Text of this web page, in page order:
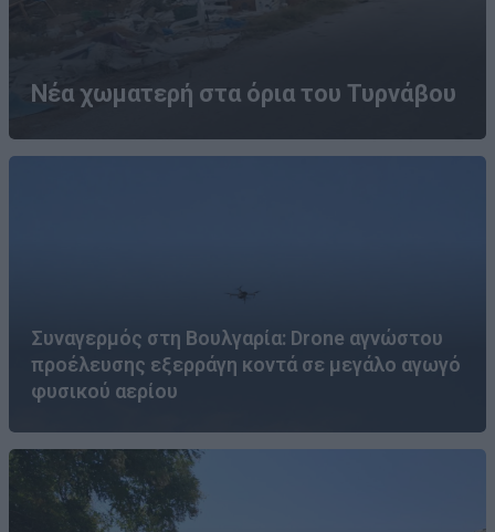
Νέα χωματερή στα όρια του Τυρνάβου
Συναγερμός στη Βουλγαρία: Drone αγνώστου
προέλευσης εξερράγη κοντά σε μεγάλο αγωγό
φυσικού αερίου